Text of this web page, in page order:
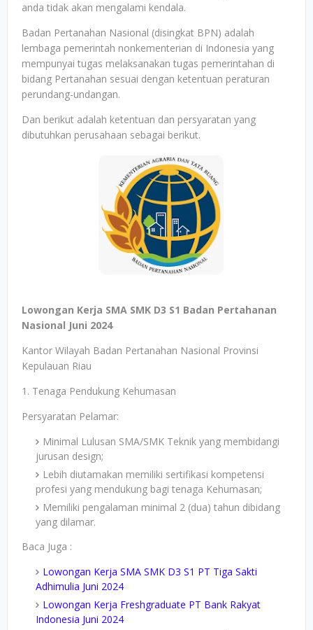
anda tidak akan mengalami kendala.
Badan Pertanahan Nasional (disingkat BPN) adalah
lembaga pemerintah nonkementerian di Indonesia yang
mempunyai tugas melaksanakan tugas pemerintahan di
bidang Pertanahan sesuai dengan ketentuan peraturan
perundang-undangan.
Dan berikut adalah ketentuan dan persyaratan yang
dibutuhkan perusahaan sebagai berikut.
Lowongan Kerja SMA SMK D3 S1 Badan Pertahanan
Nasional Juni 2024
Kantor Wilayah Badan Pertanahan Nasional Provinsi
Kepulauan Riau
1. Tenaga Pendukung Kehumasan
Persyaratan Pelamar:
Minimal Lulusan SMA/SMK Teknik yang membidangi
jurusan design;
Lebih diutamakan memiliki sertifikasi kompetensi
profesi yang mendukung bagi tenaga Kehumasan;
Memiliki pengalaman minimal 2 (dua) tahun dibidang
yang dilamar.
Baca Juga :
Lowongan Kerja SMA SMK D3 S1 PT Tiga Sakti
Adhimulia Juni 2024
Lowongan Kerja Freshgraduate PT Bank Rakyat
Indonesia Juni 2024